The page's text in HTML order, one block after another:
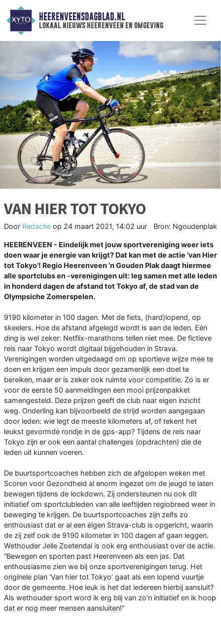
HEERENVEENSDAGBLAD.NL
lokaal nieuws heerenveen en omgeving
VAN HIER TOT TOKYO
Door Redactie op 24 maart 2021, 14:02 uur Bron: Ngoudenplak
HEERENVEEN - Eindelijk met jouw sportvereniging weer iets
doen waar je energie van krijgt? Dat kan met de actie ‘van Hier
tot Tokyo’! Regio Heerenveen ’n Gouden Plak daagt hiermee
alle sportclubs en -verenigingen uit: leg samen met alle leden
in honderd dagen de afstand tot Tokyo af, de stad van de
Olympsiche Zomerspelen.
9190 kilometer in 100 dagen. Met de fiets, (hard)lopend, op
skeelers. Hoe de afstand afgelegd wordt is aan de leden. Eén
ding is wel zeker: Netflix-marathons tellen niet mee. De fictieve
reis naar Tokyo wordt digitaal bijgehouden in Strava.
Verenigingen worden uitgedaagd om op sportieve wijze mee te
doen en krijgen een impuls door gezamenlijk een doel te
bereiken, maar er is zeker ook ruimte voor competitie. Zo is er
voor de eerste 50 aanmeldingen een mooi prijzenpakket
samengesteld. Deze prijzen geeft de club naar eigen inzicht
weg. Onderling kan bijvoorbeeld de strijd worden aangegaan
door leden: wie legt de meeste kilometers af, of tekent het
leukst gevormde rondje in de gps-app? Tijdens de reis naar
Tokyo zijn er ook een aantal challenges (opdrachten) die de
leden uit kunnen voeren.
De buurtsportcoaches hebben zich de afgelopen weken met
Scoren voor Gezondheid al enorm ingezet om de jeugd te laten
bewegen tijdens de lockdown. Zij ondersteunen nu ook dit
initiatief om sportclubleden van alle leeftijden regiobreed weer in
beweging te krijgen. De buurtsportcoaches zijn zelfs zo
enthousiast dat er al een eigen Strava-club is opgericht, waarin
de zij zelf ook de 9190 kilometer in 100 dagen af gaan leggen.
Wethouder Jelle Zoetendal is ook erg enthousiast over de actie.
“Bewegen en sporten past Heerenveen als een jas. Dat
enthousiasme zien we bij onze sportverenigingen terug. Het
originele plan ‘Van hier tot Tokyo’ gaat als een lopend vuurtje
door de gemeente. Hoe leuk is het dat iedereen hierbij aansluit?
Als wethouder sport word ik erg blij van zo’n initiatief en ik hoop
dat er nog meer mensen aansluiten!”